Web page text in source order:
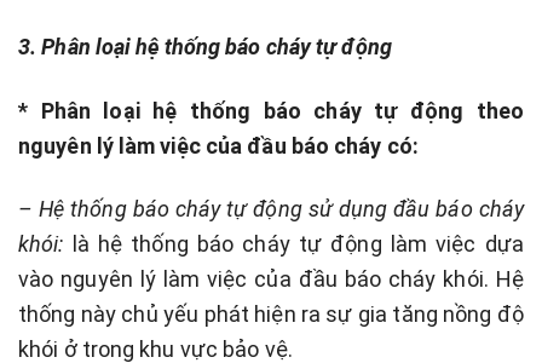
3. Phân loại hệ thống báo cháy tự động
* Phân loại hệ thống báo cháy tự động theo
nguyên lý làm việc của đầu báo cháy có:
– Hệ thống báo cháy tự động sử dụng đầu báo cháy
khói: là hệ thống báo cháy tự động làm việc dựa
vào nguyên lý làm việc của đầu báo cháy khói. Hệ
thống này chủ yếu phát hiện ra sự gia tăng nồng độ
khói ở trong khu vực bảo vệ.